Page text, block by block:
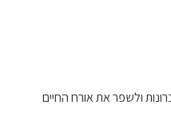
ולשפר את אורח החיים